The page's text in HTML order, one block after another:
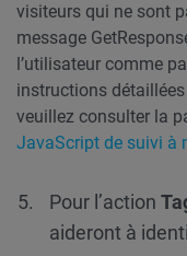
visiteurs qui ne sont
message
l’utilisateur comme
instructions
veuillez consulter la
JavaScript de suivi à
Pour l’action
aideront à